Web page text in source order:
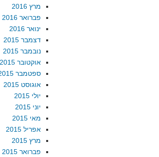
מרץ 2016
פברואר 2016
ינואר 2016
דצמבר 2015
נובמבר 2015
אוקטובר 2015
ספטמבר 2015
אוגוסט 2015
יולי 2015
יוני 2015
מאי 2015
אפריל 2015
מרץ 2015
פברואר 2015